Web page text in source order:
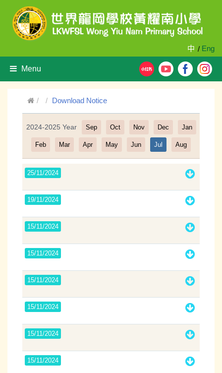
中 / Eng
Menu
Download Notice
Filter
2024-2025 Year Sep Oct Nov Dec Jan
Feb Mar Apr May Jun Jul Aug
25/11/2024
19/11/2024
15/11/2024
15/11/2024
15/11/2024
15/11/2024
15/11/2024
15/11/2024